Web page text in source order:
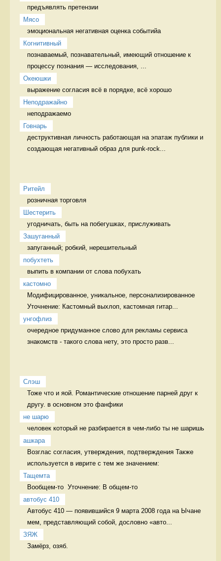
предъявлять претензии
Мясо
эмоциональная негативная оценка событийа
Когнитивный
познаваемый, познавательный, имеющий отношение к
процессу познания — исследования, ...
Океюшки
выражение согласия всё в порядке, всё хорошо
Неподражайно
неподражаемо
Говнарь
деструктивная личность работающая на эпатаж публики и
создающая негативный образ для punk-rock...
Ритейл
розничная торговля
Шестерить
угодничать, быть на побегушках, прислуживать
Зашуганный
запуганный; робкий, нерешительный
побухтеть
выпить в компании от слова побухать
кастомно
Модифицированное, уникальное, персонализированное
Уточнение: Кастомный выхлоп, кастомная гитар...
унгофлиз
очередное придуманное слово для рекламы сервиса
знакомств - такого слова нету, это просто разв...
Слэш
Тоже что и яой. Романтические отношение парней друг к
другу. в основном это фанфики
не шарю
ашкара
Возглас согласия, утверждения, подтверждения Также
используется в иврите с тем же значением:
Тащемта
Вообщем-то  Уточнение: В общем-то
автобус 410
Автобус 410 — появившийся 9 марта 2008 года на Ычане
мем, представляющий собой, дословно «авто...
ЗЯЖ
Замёрз, озяб.